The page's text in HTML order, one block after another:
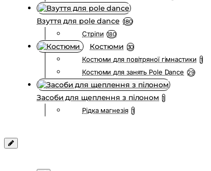
Взуття для pole dance 180
Стріпи 180
Костюми 30
Костюми для повітряної гімнастики 1
Костюми для занять Pole Dance 29
Засоби для щеплення з пілоном 1
Рідка магнезія 1